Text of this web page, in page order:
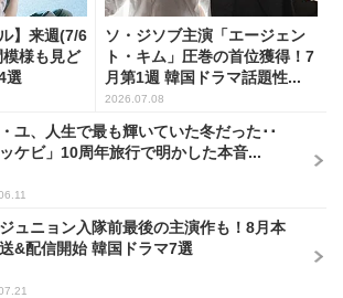
】来週(7/6
模様も見ど
選
ソ・ジソブ主演「エージェン
ト・キム」圧巻の首位獲得！7
月第1週 韓国ドラマ話題性...
2026.07.08
ユ、人生で最も輝いていた冬だった･･
ッケビ」10周年旅行で明かした本音...
ュニョン入隊前最後の主演作も！8月本
&配信開始 韓国ドラマ7選